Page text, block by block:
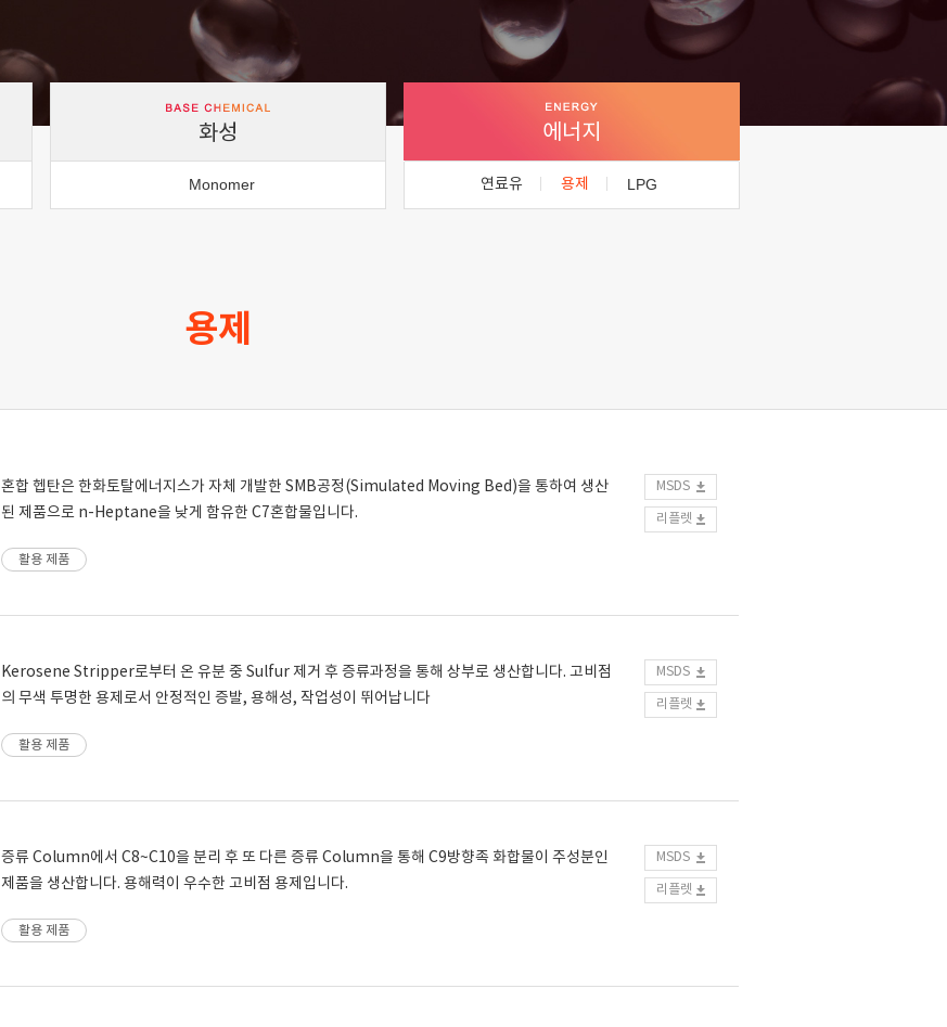
화성
Monomer
에너지
연료유 용제 LPG
용제
혼합 헵탄은 한화토탈에너지스가 자체 개발한 SMB공정(Simulated Moving Bed)을 통하여 생산
된 제품으로 n-Heptane을 낮게 함유한 C7혼합물입니다.
활용 제품
MSDS
리플렛
Kerosene Stripper로부터 온 유분 중 Sulfur 제거 후 증류과정을 통해 상부로 생산합니다. 고비점
의 무색 투명한 용제로서 안정적인 증발, 용해성, 작업성이 뛰어납니다
활용 제품
MSDS
리플렛
증류 Column에서 C8~C10을 분리 후 또 다른 증류 Column을 통해 C9방향족 화합물이 주성분인
제품을 생산합니다. 용해력이 우수한 고비점 용제입니다.
활용 제품
MSDS
리플렛